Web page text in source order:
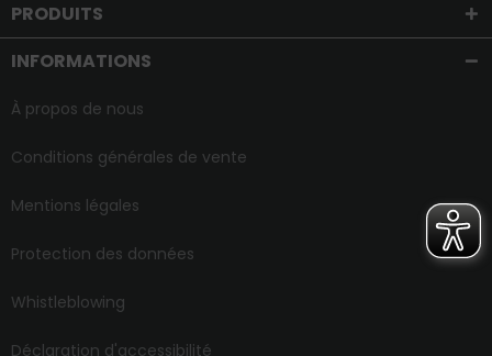
PRODUITS
INFORMATIONS
À propos de nous
Conditions générales de vente
Mentions légales
Protection des données
Whistleblowing
Déclaration d'accessibilité